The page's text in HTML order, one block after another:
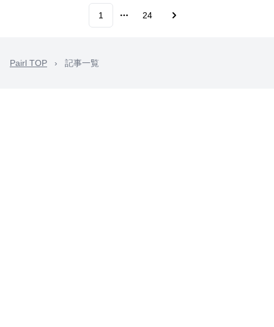
1
More pages
24
Pairl TOP › 記事一覧